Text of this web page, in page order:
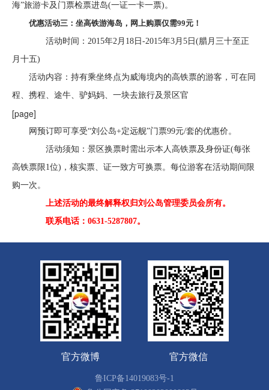
海”旅游卡及门票检票进岛(一证一卡一票)。
优惠活动三：坐高铁游海岛，网上购票仅需99元！
活动时间：2015年2月18日-2015年3月5日(腊月三十至正
月十五)
活动内容：持有乘坐终点为威海境内的高铁票的游客，可在同
程、携程、途牛、驴妈妈、一块去旅行及景区官
[page]
网预订即可享受“刘公岛+定远舰”门票99元/套的优惠价。
活动须知：景区换票时需出示本人高铁票及身份证(每张
高铁票限1位)，核实票、证一致方可换票。每位游客在活动期间限
购一次。
上述活动的最终解释权归刘公岛管理委员会所有。
联系电话：0631-5287807。
官方微博 官方微信
鲁ICP备14019083号-1